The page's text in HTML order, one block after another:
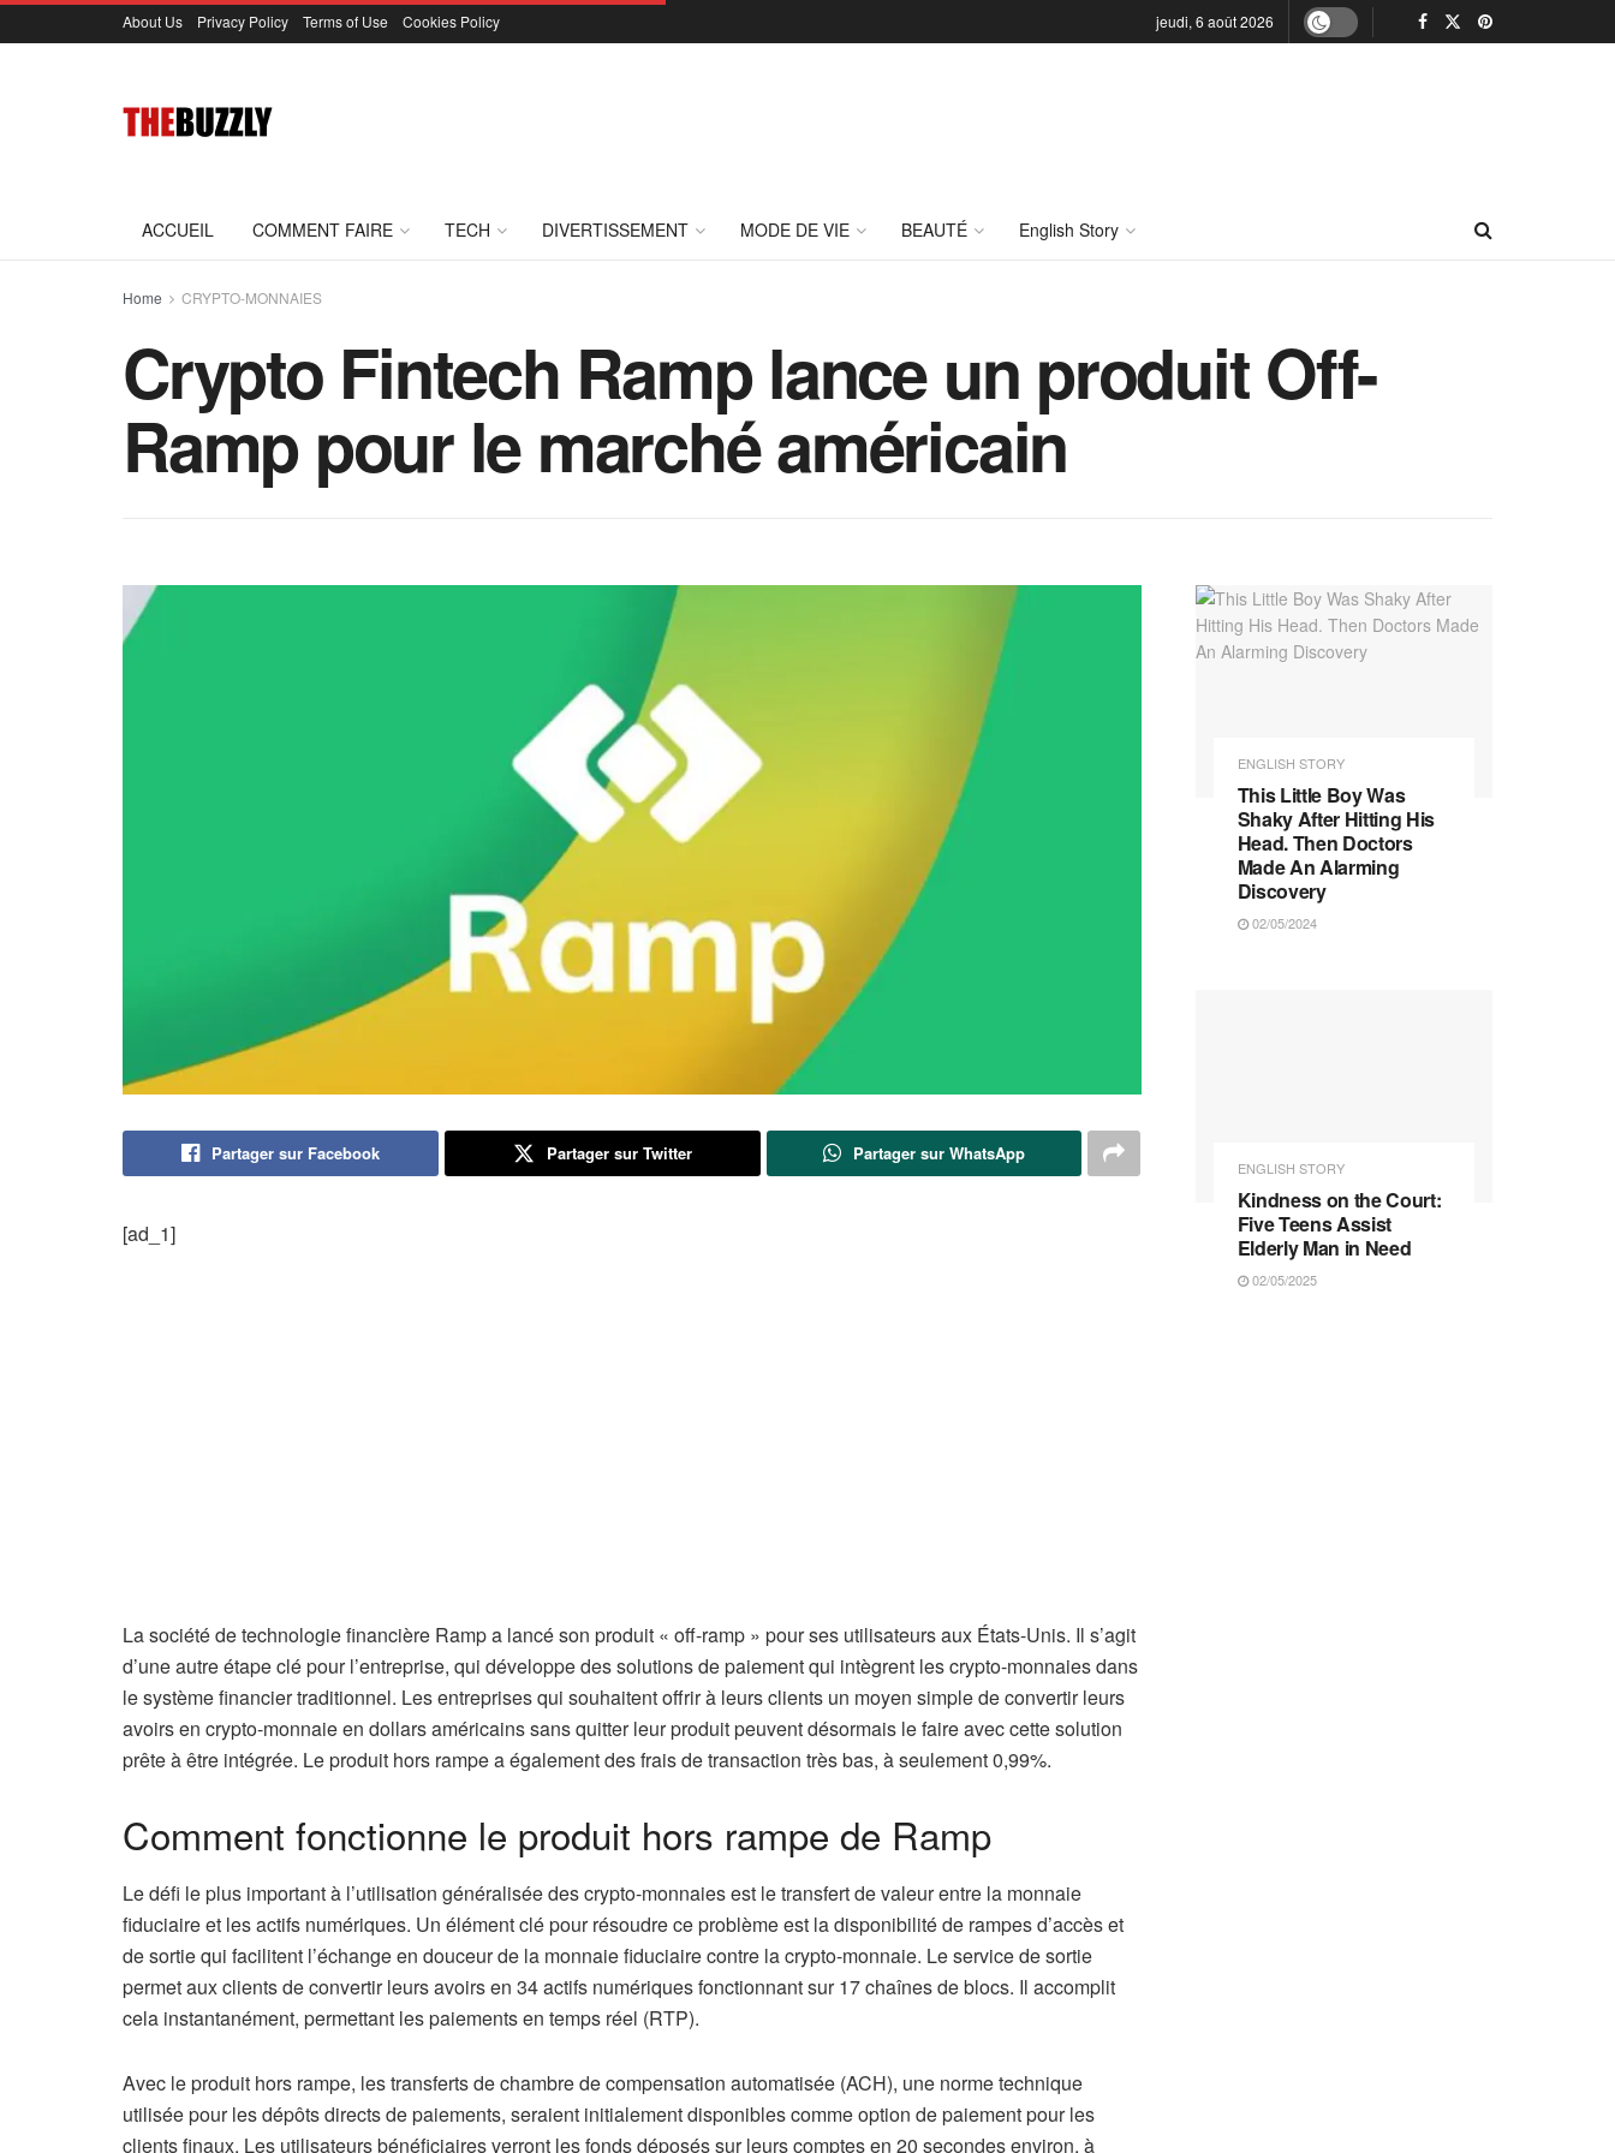
About Us Privacy Policy Terms of Use Cookies Policy jeudi, 6 août 2026
ACCUEIL COMMENT FAIRE TECH DIVERTISSEMENT MODE DE VIE BEAUTÉ English Story
Home CRYPTO-MONNAIES
Crypto Fintech Ramp lance un produit Off-
Ramp pour le marché américain
Partager sur Facebook Partager sur Twitter Partager sur WhatsApp
[ad_1]
La société de technologie financière Ramp a lancé son produit « off-ramp » pour ses utilisateurs aux États-Unis. Il s’agit
d’une autre étape clé pour l’entreprise, qui développe des solutions de paiement qui intègrent les crypto-monnaies dans
le système financier traditionnel. Les entreprises qui souhaitent offrir à leurs clients un moyen simple de convertir leurs
avoirs en crypto-monnaie en dollars américains sans quitter leur produit peuvent désormais le faire avec cette solution
prête à être intégrée. Le produit hors rampe a également des frais de transaction très bas, à seulement 0,99%.
Comment fonctionne le produit hors rampe de Ramp
Le défi le plus important à l’utilisation généralisée des crypto-monnaies est le transfert de valeur entre la monnaie
fiduciaire et les actifs numériques. Un élément clé pour résoudre ce problème est la disponibilité de rampes d’accès et
de sortie qui facilitent l’échange en douceur de la monnaie fiduciaire contre la crypto-monnaie. Le service de sortie
permet aux clients de convertir leurs avoirs en 34 actifs numériques fonctionnant sur 17 chaînes de blocs. Il accomplit
cela instantanément, permettant les paiements en temps réel (RTP).
Avec le produit hors rampe, les transferts de chambre de compensation automatisée (ACH), une norme technique
utilisée pour les dépôts directs de paiements, seraient initialement disponibles comme option de paiement pour les
clients finaux. Les utilisateurs bénéficiaires verront les fonds déposés sur leurs comptes en 20 secondes environ, à
ENGLISH STORY
This Little Boy Was
Shaky After Hitting His
Head. Then Doctors
Made An Alarming
Discovery
02/05/2024
ENGLISH STORY
Kindness on the Court:
Five Teens Assist
Elderly Man in Need
02/05/2025